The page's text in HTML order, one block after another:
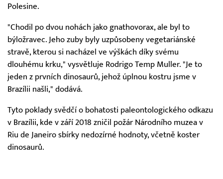
Polesine.
"Chodil po dvou nohách jako gnathovorax, ale byl to
býložravec. Jeho zuby byly uzpůsobeny vegetariánské
stravě, kterou si nacházel ve výškách díky svému
dlouhému krku," vysvětluje Rodrigo Temp Muller. "Je to
jeden z prvních dinosaurů, jehož úplnou kostru jsme v
Brazílii našli," dodává.
Tyto poklady svědčí o bohatosti paleontologického odkazu
v Brazílii, kde v září 2018 zničil požár Národního muzea v
Riu de Janeiro sbírky nedozírné hodnoty, včetně koster
dinosaurů.